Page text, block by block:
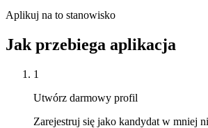
Aplikuj na to stanowisko
Jak przebiega aplikacja
1
Utwórz darmowy profil
Zarejestruj się jako kandydat w mniej